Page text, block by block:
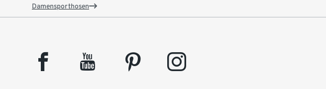
Damensporthosen
facebook youtube pinterest instagram